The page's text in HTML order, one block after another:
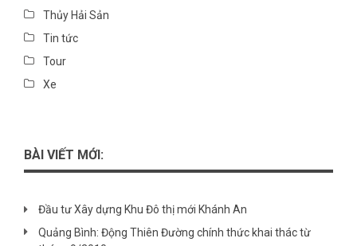
Thủy Hải Sản
Tin tức
Tour
Xe
BÀI VIẾT MỚI:
Đầu tư Xây dựng Khu Đô thị mới Khánh An
Quảng Bình: Động Thiên Đường chính thức khai thác từ